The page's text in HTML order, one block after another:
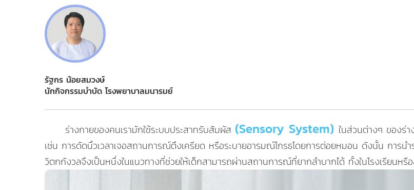
รัฐกร น้อยสมวงษ์
นักกิจกรรมบำบัด โรงพยาบาลมนารมย์
ร่างกายของคนเรามักใช้ระบบประสาทรับสัมผัส (Sensory System) ในส่วนต่างๆ ของร่า
เช่น การดัดนิ้วเวลาเจอสถานการณ์ตึงเครียด หรือระบายอารมณ์โกรธโดยการต่อยหมอน ดังนั้น การ
วิตกกังวลจึงเป็นหนึ่งในแนวทางที่ช่วยให้เด็กสามารถผ่านสถานการณ์ที่ยากลำบากได้ ทั้งในโรงเรียนหรื